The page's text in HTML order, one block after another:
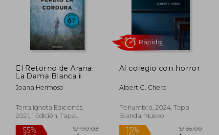
El Retorno de Arana:
La Dama Blanca ii
Joana Hermoso
Terra Ignota Ediciones,
2021, 1 Edición, Tapa
Blanda, Nuevo
Al colegio con horror
Albert C. Chero
Penumbra, 2024, Tapa
Blanda, Nuevo